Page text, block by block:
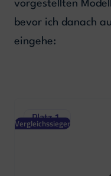
vorgestellten
bevor ich danach
eingehe:
Platz 1
Vergleichssieger